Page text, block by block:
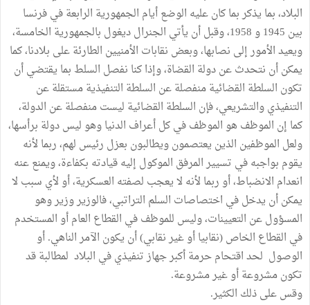
البلاد، بما يذكر بما كان عليه الوضع أيام الجمهورية الرابعة في فرنسا
بين 1945 و 1958، وقبل أن يأتي الجنرال ديغول بالجمهورية الخامسة،
ويعيد الأمور إلى نصابها، وبعض نقابات الأمنيين الطارئة على بلادنا، كما
يمكن أن نتحدث عن دولة القضاة، وإذا كنا نفصل السلط بما يقتضي أن
تكون السلطة القضائية منفصلة عن السلطة التنفيذية مستقلة عن
التنفيذي والتشريعي، فإن السلطة القضائية ليست منفصلة عن الدولة،
كما إن الموظف هو الموظف في كل أعراف الدنيا وهو ليس دولة برأسها،
ولعل الموظفين الذين يعتصمون ويطالبون بعزل رئيس لهم، ربما لأنه
يقوم بواجبه في تسيير المرفق الموكول إليه قيادته بكفاءة، ويمنع عنه
انعدام الانضباط، أو ربما لأنه لا يعجب لصفته العسكرية، أو لأي سبب لا
يمكن أن يدخل في اختصاصات السلم التراتبي، فالوزير وزير وهو
المسؤول عن التعيينات، وليس للموظف في القطاع العام أو المستخدم
في القطاع الخاص (نقابيا أو غير نقابي) أن يكون الآمر الناهي. أو
الوصول لحد اقتحام حرمة أكبر جهاز تنفيذي في البلاد لمطالبة قد
تكون مشروعة أو غير مشروعة.
وقس على ذلك الكثير.